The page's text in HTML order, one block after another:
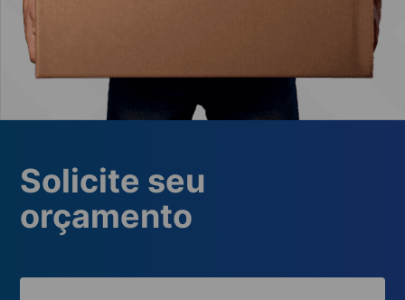
Solicite seu
orçamento